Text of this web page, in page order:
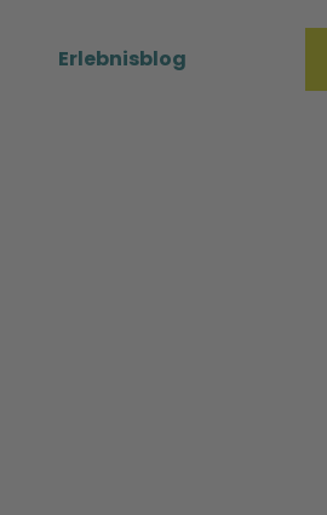
Erlebnisblog